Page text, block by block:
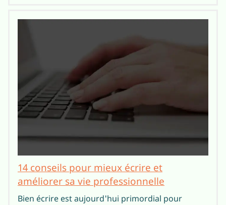
14 conseils pour mieux écrire et
améliorer sa vie professionnelle
Bien écrire est aujourd'hui primordial pour